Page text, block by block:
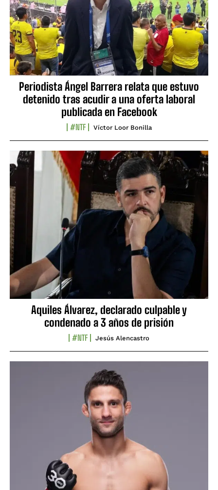
Periodista Ángel Barrera relata que estuvo
detenido tras acudir a una oferta laboral
publicada en Facebook
#NTF Víctor Loor Bonilla
Aquiles Álvarez, declarado culpable y
condenado a 3 años de prisión
#NTF Jesús Alencastro